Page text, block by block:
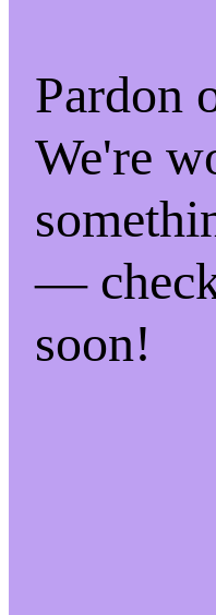
Pardon
We're
—
soon!